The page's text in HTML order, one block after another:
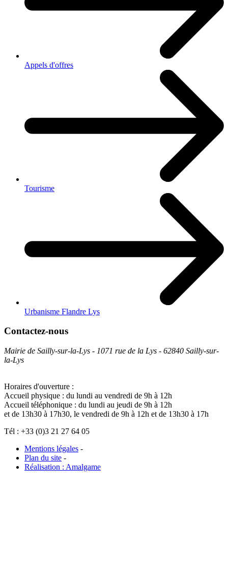
Appels d'offres
Tourisme
Urbanisme Flandre Lys
Contactez-nous
Mairie de Sailly-sur-la-Lys - 1071 rue de la Lys - 62840 Sailly-sur-
la-Lys
Horaires d'ouverture :
Accueil physique : du lundi au vendredi de 9h à 12h
Accueil téléphonique : du lundi au jeudi de 9h à 12h
et de 13h30 à 17h30, le vendredi de 9h à 12h et de 13h30 à 17h
Tél : +33 (0)3 21 27 64 05
Mentions légales -
Plan du site -
Réalisation : Amalgame